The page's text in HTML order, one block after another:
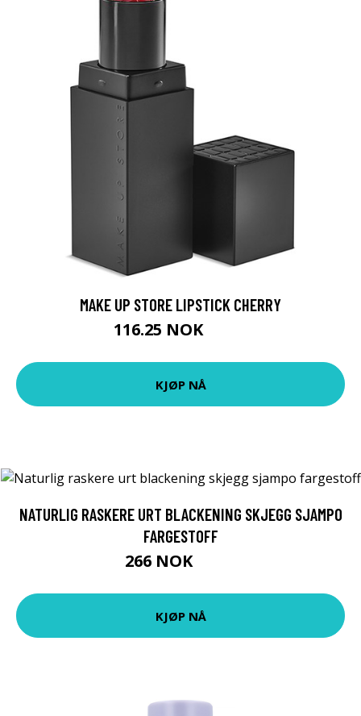
MAKE UP STORE LIPSTICK CHERRY
116.25 NOK
KJØP NÅ
NATURLIG RASKERE URT BLACKENING SKJEGG SJAMPO
FARGESTOFF
266 NOK
KJØP NÅ